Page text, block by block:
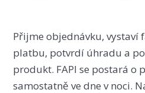
Přijme objednávku, vystaví
platbu, potvrdí úhradu a
produkt. FAPI se postará o
samostatně ve dne v noci.